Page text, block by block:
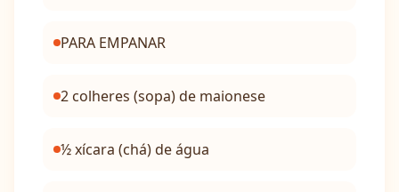
PARA EMPANAR
2 colheres (sopa) de maionese
½ xícara (chá) de água